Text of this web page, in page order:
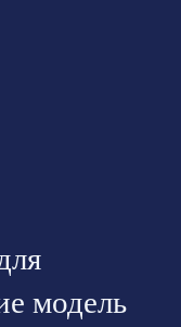
модель